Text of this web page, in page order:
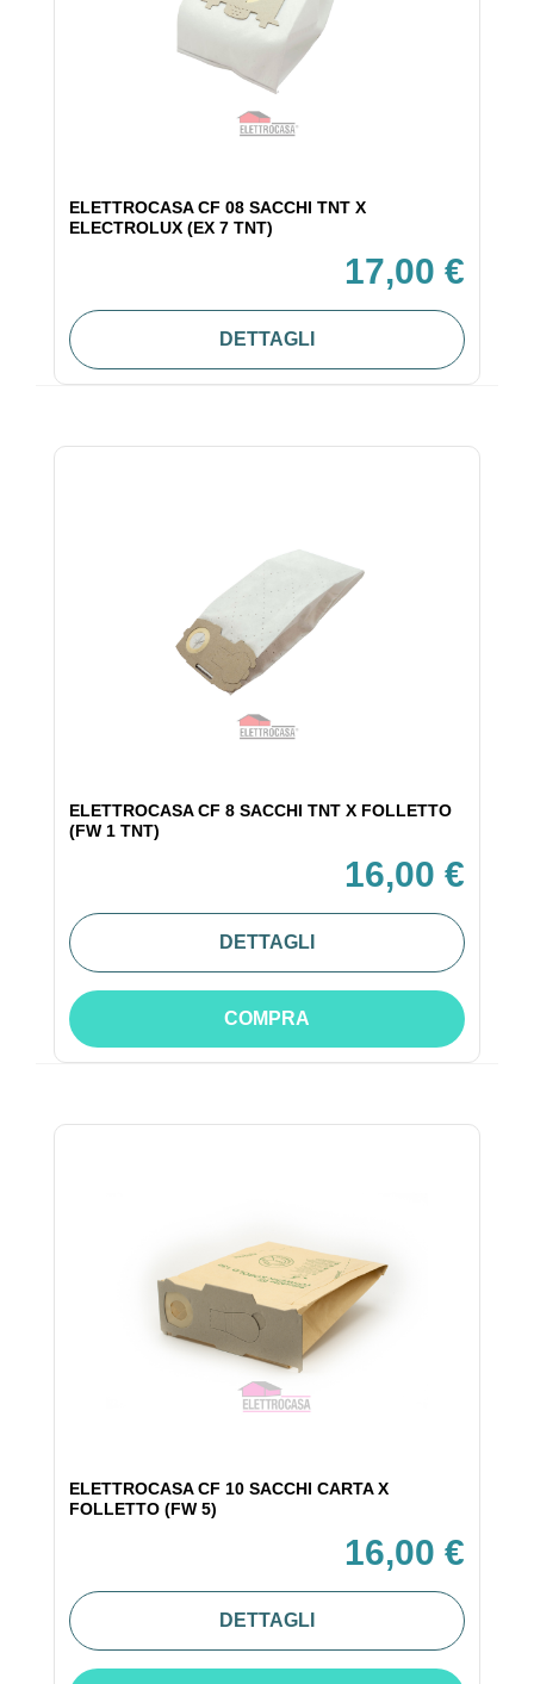
ELETTROCASA CF 08 SACCHI TNT X
ELECTROLUX (EX 7 TNT)
17,00 €
DETTAGLI
ELETTROCASA CF 8 SACCHI TNT X FOLLETTO
(FW 1 TNT)
16,00 €
DETTAGLI
COMPRA
ELETTROCASA CF 10 SACCHI CARTA X
FOLLETTO (FW 5)
16,00 €
DETTAGLI